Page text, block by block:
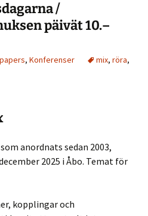
/
päivät 10.–
, Konferenser mix, röra,
anordnats sedan 2003,
2025 i Åbo. Temat för
kopplingar och